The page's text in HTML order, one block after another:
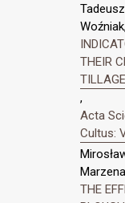
THEIR
,
Acta
Cultus:
THE